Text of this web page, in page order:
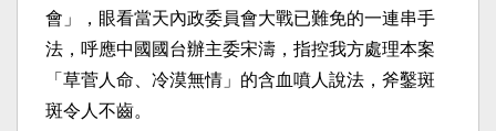
會」，眼看當天內政委員會大戰已難免的一連串手
法，呼應中國國台辦主委宋濤，指控我方處理本案
「草菅人命、冷漠無情」的含血噴人說法，斧鑿斑
斑令人不齒。